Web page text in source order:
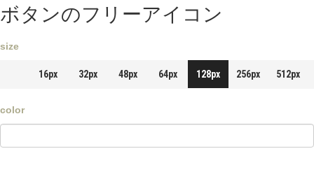
ボタンのフリーアイコン
size
16px 32px 48px 64px 128px 256px 512px
color